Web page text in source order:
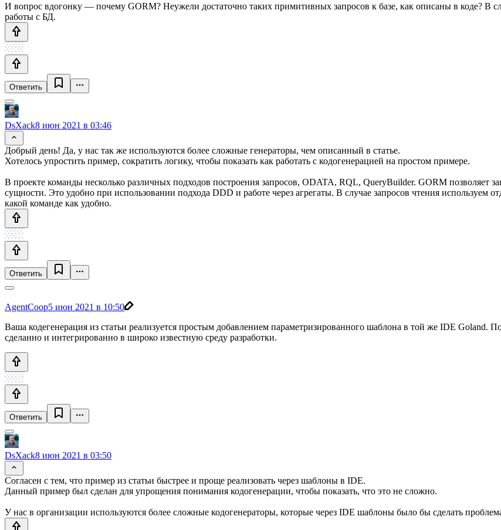
И вопрос вдогонку — почему GORM? Неужели достаточно таких примитивных запросов к базе, как описаны в коде? В
работы с БД.
Ответить
DsXack8 июн 2021 в 03:46
Добрый день! Да, у нас так же используются более сложные генераторы, чем описанный в статье.
Хотелось упростить пример, сократить логику, чтобы показать как работать с кодогенерацией на простом примере.
В проекте команды несколько различных подходов построения запросов, ODATA, RQL, QueryBuilder. GORM позволяет
сущности. Это удобно при использовании подхода DDD и работе через агрегаты. В случае запросов чтения используем
какой команде как удобно.
Ответить
AgentCoop5 июн 2021 в 10:50
Ваша кодегенерация из статьи реализуется простым добавлением параметризированного шаблона в той же IDE Goland.
сделанно и интегрированно в широко известную среду разработки.
Ответить
DsXack8 июн 2021 в 03:50
Согласен с тем, что пример из статьи быстрее и проще реализовать через шаблоны в IDE.
Данный пример был сделан для упрощения понимания кодогенерации, чтобы показать, что это не сложно.
У нас в организации используются более сложные кодогенераторы, которые через IDE шаблоны было бы сделать